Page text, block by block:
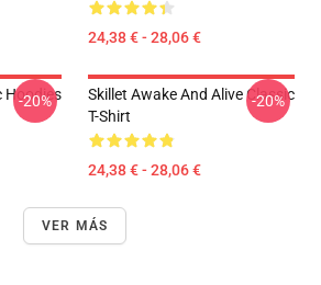
24,38 € - 28,06 €
Hoodies
-20%
Skillet Awake And Alive Classic
T-Shirt
24,38 € - 28,06 €
-20%
VER MÁS